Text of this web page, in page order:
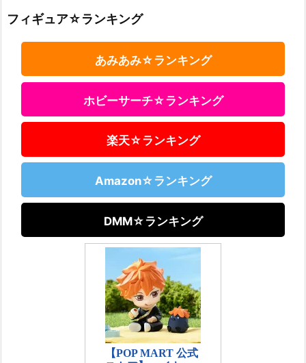
フィギュア☆ランキング
あみあみ☆ランキング
ホビーサーチ☆ランキング
楽天☆ランキング
Amazon☆ランキング
DMM☆ランキング